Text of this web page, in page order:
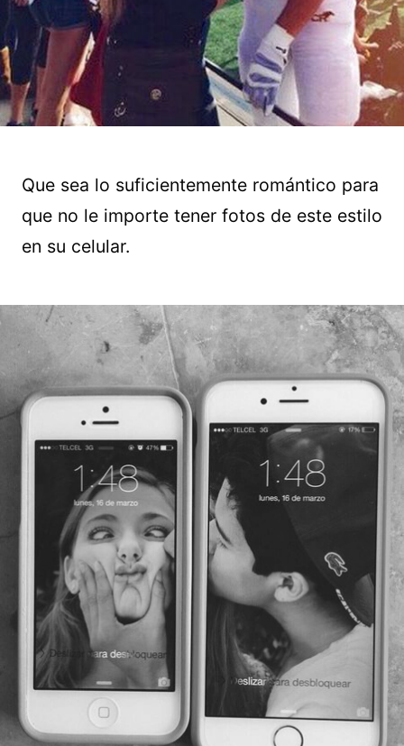
Que sea lo suficientemente romántico para
que no le importe tener fotos de este estilo
en su celular.